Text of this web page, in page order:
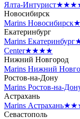
Ялта-Интурист
Новосибирск
Marins Новосибирск
Екатеринбург
Marins Екатеринбург
Center★★★★
Нижний Новгород
Marins Нижний
Ростов-на-Дону
Marins Ростов-на-
Астрахань
Marins Астрахань
Севастополь